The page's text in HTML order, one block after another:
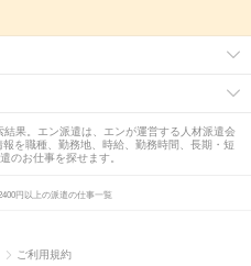
果。エン派遣は、エンが運営する人材派遣会
を職種、勤務地、時給、勤務時間、長期・短
のお仕事を探せます。
円以上の派遣の仕事一覧
ご利用規約